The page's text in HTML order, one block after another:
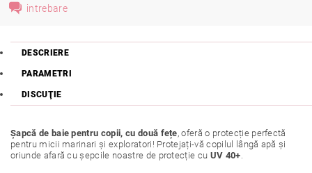
intrebare
DESCRIERE
PARAMETRI
DISCUŢIE
Șapcă de baie pentru copii, cu două fețe, oferă o protecție perfectă
pentru micii marinari și exploratori! Protejați-vă copilul lângă apă și
oriunde afară cu șepcile noastre de protecție cu UV 40+.